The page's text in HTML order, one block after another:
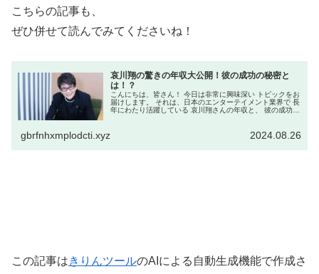
こちらの記事も、
ぜひ併せて読んでみてくださいね！
哀川翔の驚きの年収大公開！彼の成功の秘密と
は！？
こんにちは、皆さん！ 今日は非常に興味深い トピックをお
届けします。 それは、日本のエンターテイメント業界で 長
年にわたり活躍している 哀川翔さんの年収と、 彼の成功の
gbrfnhxmplodcti.xyz 2024.08.26
この記事はきりんツールのAIによる自動生成機能で作成さ